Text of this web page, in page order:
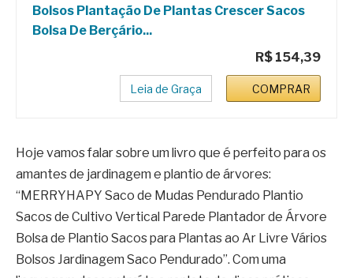
Bolsos Plantação De Plantas Crescer Sacos
Bolsa De Berçário...
R$ 154,39
Leia de Graça COMPRAR
Hoje vamos falar sobre um livro que é perfeito para os
amantes de jardinagem e plantio de árvores:
“MERRYHAPY Saco de Mudas Pendurado Plantio
Sacos de Cultivo Vertical Parede Plantador de Árvore
Bolsa de Plantio Sacos para Plantas ao Ar Livre Vários
Bolsos Jardinagem Saco Pendurado”. Com uma